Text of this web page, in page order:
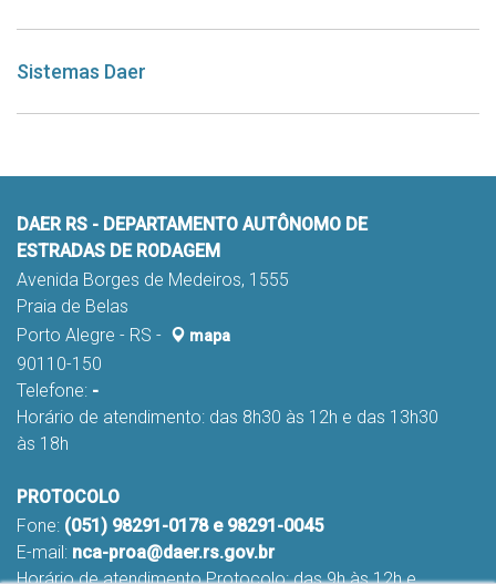
Sistemas Daer
DAER RS - DEPARTAMENTO AUTÔNOMO DE
ESTRADAS DE RODAGEM
Avenida Borges de Medeiros, 1555
Praia de Belas
Porto Alegre - RS -
mapa
90110-150
Telefone: -
Horário de atendimento: das 8h30 às 12h e das 13h30
às 18h
PROTOCOLO
Fone: (051) 98291-0178 e 98291-0045
E-mail: nca-proa@daer.rs.gov.br
Horário de atendimento Protocolo: das 9h às 12h e